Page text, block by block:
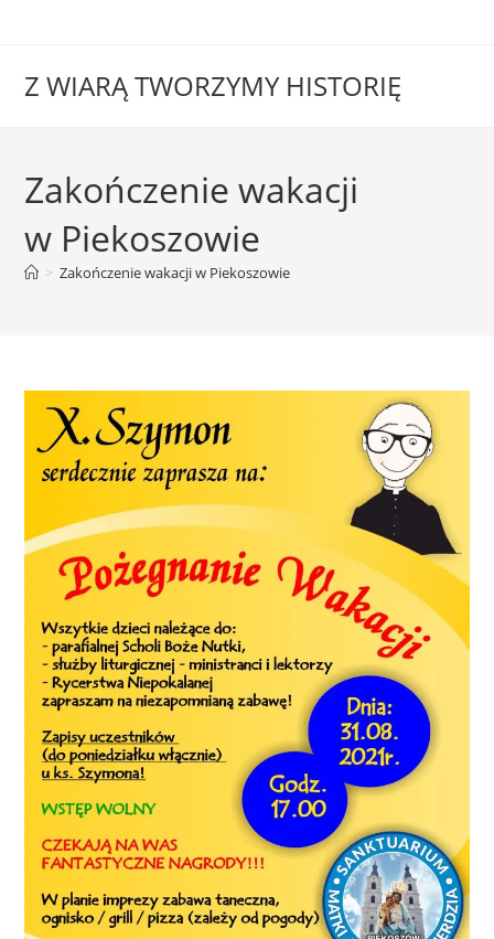
Z WIARĄ TWORZYMY HISTORIĘ
Zakończenie wakacji
w Piekoszowie
> Zakończenie wakacji w Piekoszowie